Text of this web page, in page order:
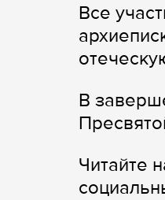
Все
В
Читайте